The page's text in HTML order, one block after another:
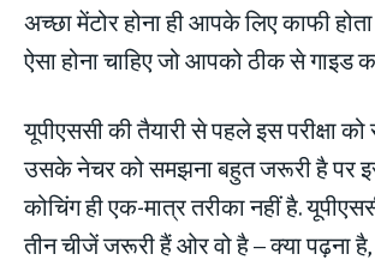
अच्छा मेंटोर होना ही आपके लिए काफी
ऐसा होना चाहिए जो आपको ठीक से गाइड
यूपीएससी की तैयारी से पहले इस परीक्षा
उसके नेचर को समझना बहुत जरूरी है पर
कोचिंग ही एक-मात्र तरीका नहीं है.
तीन चीजें जरूरी हैं ओर वो है – क्या पढ़ना है,